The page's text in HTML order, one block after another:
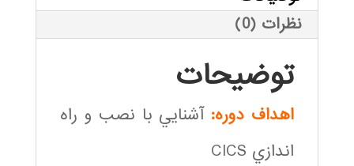
نظرات (0)
توضیحات
اهداف دوره: آشنايي با نصب و راه
اندازي CICS